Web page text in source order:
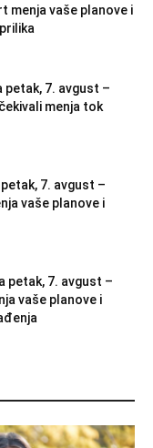
menja vaše planove i
petak, 7. avgust –
menja tok
7. avgust –
vaše planove i
petak, 7. avgust –
vaše planove i